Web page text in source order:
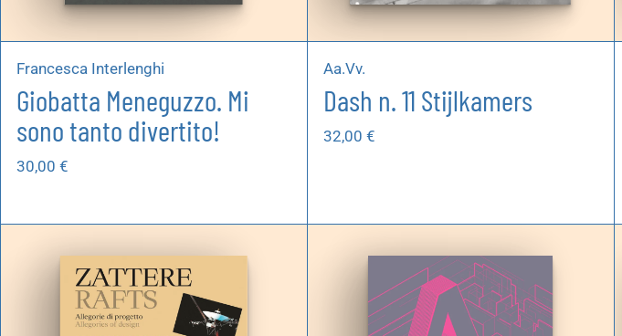
Francesca Interlenghi
Giobatta Meneguzzo. Mi
sono tanto divertito!
30,00 €
Aa.Vv.
Dash n. 11 Stijlkamers
32,00 €